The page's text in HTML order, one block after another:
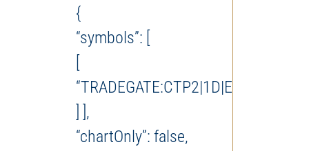
{
“symbols”: [
“TRADEGATE:CTP2|1D|EUR”
] ],
“chartOnly”: false,